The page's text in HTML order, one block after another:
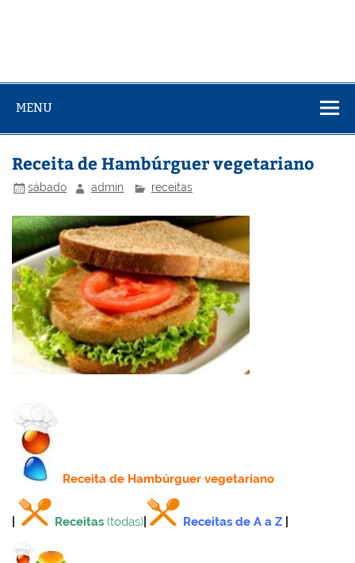
MENU
Receita de Hambúrguer vegetariano
sábado admin receitas
Receitade Hambúrguer vegetariano
Receitas (todas) Receitas de A a Z